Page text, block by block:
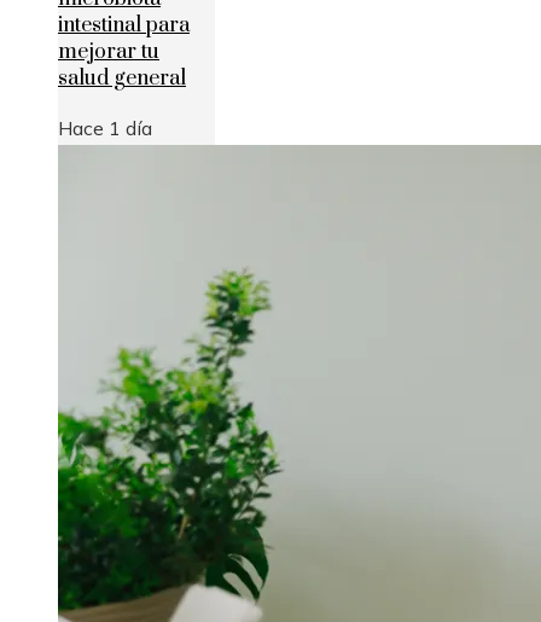
intestinal para
mejorar tu
salud general
Hace 1 día